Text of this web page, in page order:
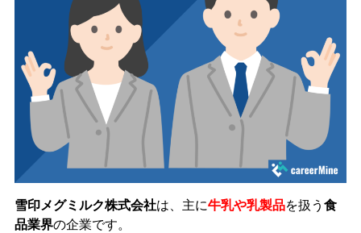
雪印メグミルク株式会社は、主に牛乳や乳製品を扱う 食
品業界の企業です。